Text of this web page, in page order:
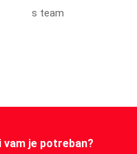
je potreban?